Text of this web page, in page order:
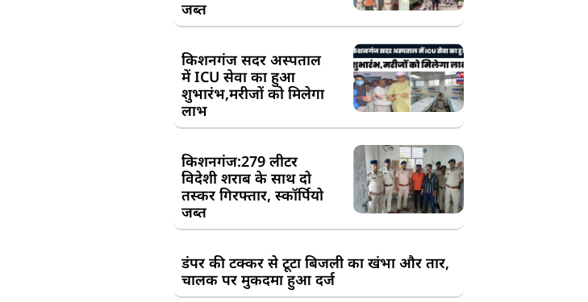
जब्त
किशनगंज सदर अस्पताल
में ICU सेवा का हुआ
शुभारंभ,मरीजों को मिलेगा
लाभ
किशनगंज:279 लीटर
विदेशी शराब के साथ दो
तस्कर गिरफ्तार, स्कॉर्पियो
जब्त
डंपर की टक्कर से टूटा बिजली का खंभा और तार,
चालक पर मुकदमा हुआ दर्ज